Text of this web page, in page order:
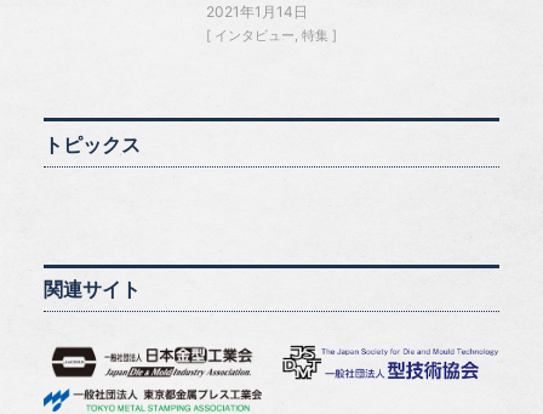
2021年1月14日
インタビュー 特集
トピックス
関連サイト